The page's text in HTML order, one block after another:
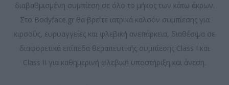
διαβαθμισμένη συμπίεση σε όλο το μήκος των κάτω άκρων.
Στο Bodyface.gr θα βρείτε ιατρικά καλσόν συμπίεσης για
κιρσούς, ευρυαγγείες και φλεβική ανεπάρκεια, διαθέσιμα σε
διαφορετικά επίπεδα θεραπευτικής συμπίεσης Class I και
Class II για καθημερινή φλεβική υποστήριξη και άνεση.